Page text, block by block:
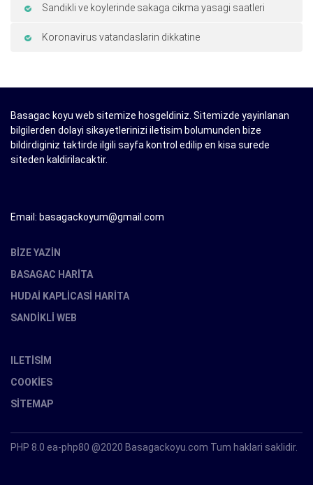
Sandikli ve koylerinde sakaga cikma yasagi saatleri
Koronavirus vatandaslarin dikkatine
Basagac koyu web sitemize hosgeldiniz. Sitemizde yayinlanan
bilgilerden dolayi sikayetlerinizi iletisim bolumunden bize
bildirdiginiz taktirde ilgili sayfa kontrol edilip en kisa surede
siteden kaldirilacaktir.
Email: basagackoyum@gmail.com
BIZE YAZIN
BASAGAC HARITA
HUDAI KAPLICASI HARITA
SANDIKLI WEB
ILETISIM
COOKIES
SITEMAP
PHP 8.0 ea-php80 @2020 Basagackoyu.com Tum haklari saklidir.